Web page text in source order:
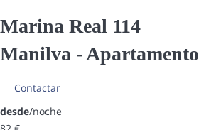
Marina Real 114
Manilva -Apartamento
Contactar
desde/noche